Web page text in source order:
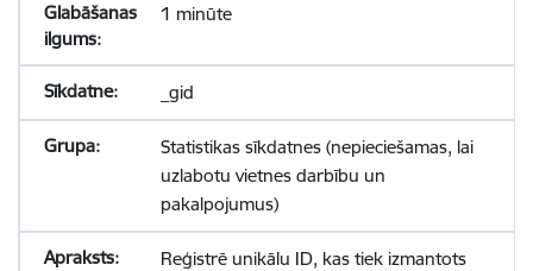
1 minūte
_gid
Statistikas sīkdatnes (nepieciešamas, lai
uzlabotu vietnes darbību un
pakalpojumus)
Reģistrē unikālu ID, kas tiek izmantots